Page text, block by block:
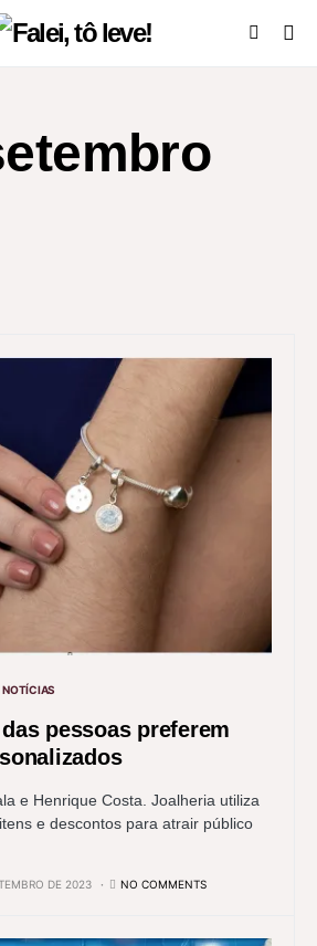
NOTÍCIAS
pessoas preferem
e Henrique Costa. Joalheria utiliza
e descontos para atrair público
DE 2023 NO COMMENTS